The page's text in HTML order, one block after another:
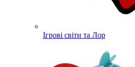
Ігрові світи та Лор